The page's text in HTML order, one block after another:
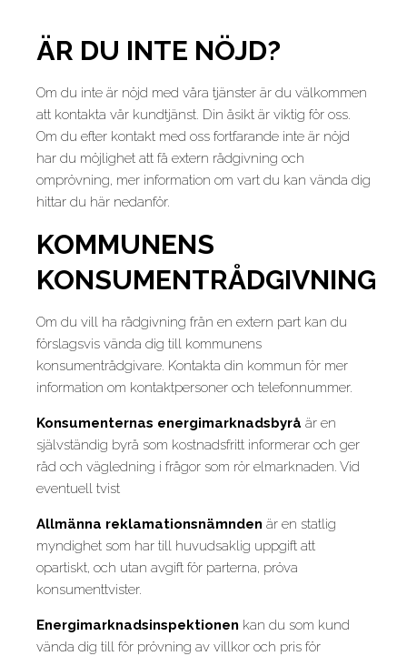
ÄR DU INTE NÖJD?
Om du inte är nöjd med våra tjänster är du välkommen
att kontakta vår kundtjänst. Din åsikt är viktig för oss.
Om du efter kontakt med oss fortfarande inte är nöjd
har du möjlighet att få extern rådgivning och
omprövning, mer information om vart du kan vända dig
hittar du här nedanför.
KOMMUNENS
KONSUMENTRÅDGIVNING
Om du vill ha rådgivning från en extern part kan du
förslagsvis vända dig till kommunens
konsumentrådgivare. Kontakta din kommun för mer
information om kontaktpersoner och telefonnummer.
Konsumenternas energimarknadsbyrå är en
självständig byrå som kostnadsfritt informerar och ger
råd och vägledning i frågor som rör elmarknaden. Vid
eventuell tvist
Allmänna reklamationsnämnden är en statlig
myndighet som har till huvudsaklig uppgift att
opartiskt, och utan avgift för parterna, pröva
konsumenttvister.
Energimarknadsinspektionen kan du som kund
vända dig till för prövning av villkor och pris för